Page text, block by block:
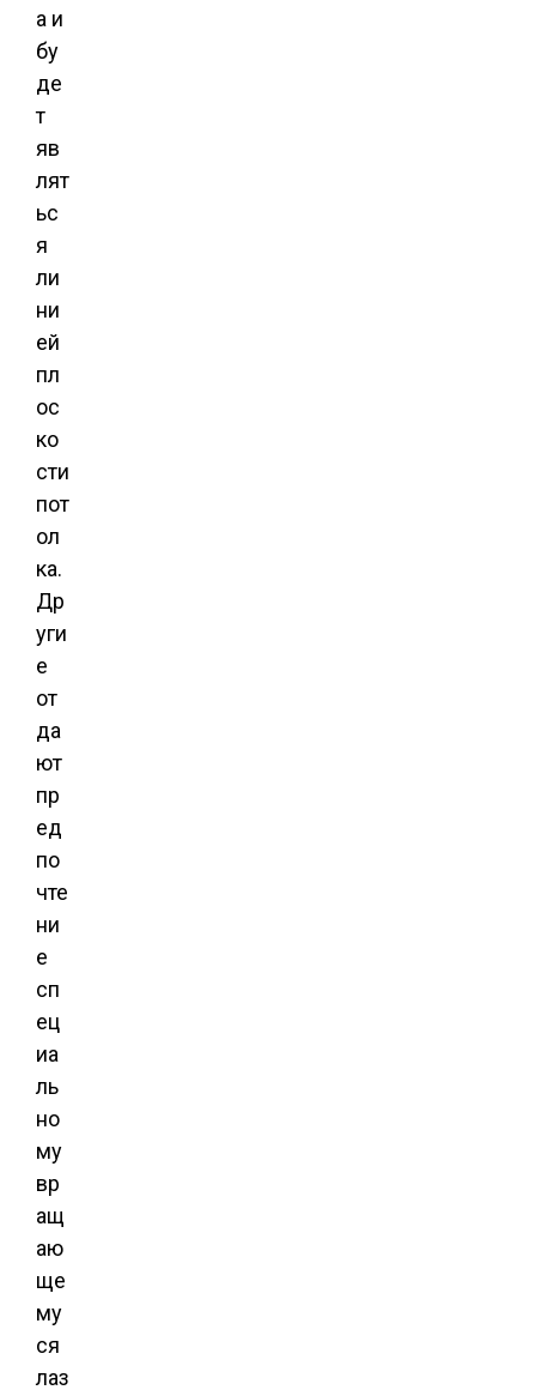
а и
бу
де
т
яв
лят
ьс
я
ли
ни
ей
пл
ос
ко
сти
пот
ол
ка.
Др
уги
е
от
да
ют
пр
ед
по
чте
ни
е
сп
ец
иа
ль
но
му
вр
ащ
аю
ще
му
ся
лаз